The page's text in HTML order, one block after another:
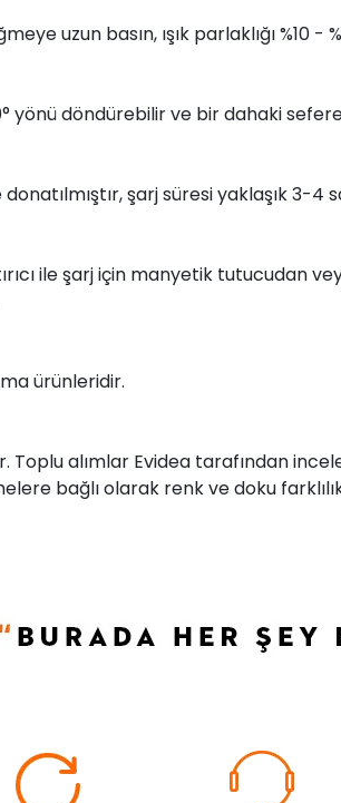
uzun basın, ışık parlaklığı %10
döndürebilir ve bir dahaki sefere
şarj süresi yaklaşık
ile şarj için manyetik tutucudan
ürünleridir.
Toplu alımlar Evidea tarafından
bağlı olarak renk ve doku